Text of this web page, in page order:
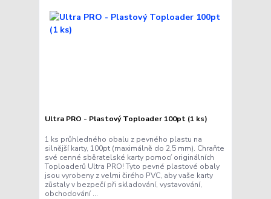
Ultra PRO - Plastový Toploader 100pt (1 ks)
1 ks průhledného obalu z pevného plastu na
silnější karty, 100pt (maximálně do 2,5 mm). Chraňte
své cenné sběratelské karty pomocí originálních
Toploaderů Ultra PRO! Tyto pevné plastové obaly
jsou vyrobeny z velmi čirého PVC, aby vaše karty
zůstaly v bezpečí při skladování, vystavování,
obchodování ...